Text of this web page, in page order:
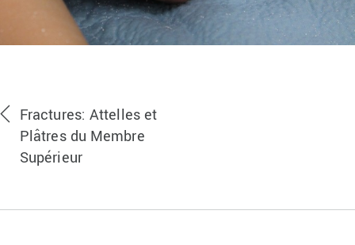
Fractures: Attelles et
Plâtres du Membre
Supérieur